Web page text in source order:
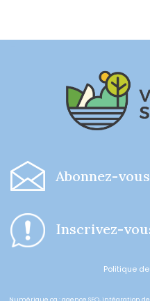
Abonnez-
Inscrivez-
Politique